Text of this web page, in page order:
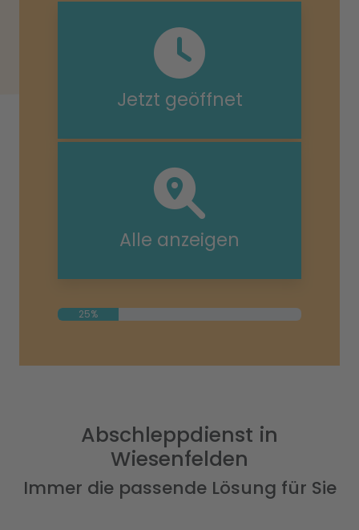
Jetzt geöffnet
Alle anzeigen
25%
Abschleppdienst in
Wiesenfelden
Immer die passende Lösung für Sie